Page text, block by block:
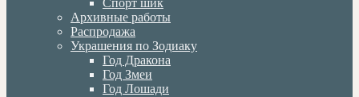
Спорт шик
Архивные работы
Распродажа
Украшения по Зодиаку
Год Дракона
Год Змеи
Год Лошади